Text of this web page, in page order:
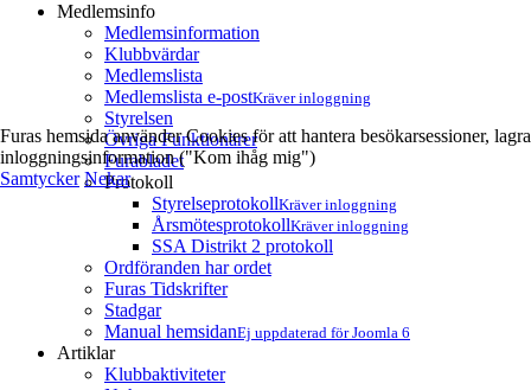
Medlemsinfo
Medlemsinformation
Klubbvärdar
Medlemslista
Medlemslista e-postKräver inloggning
Styrelsen
Övriga Funktionärer
Furabladet
Protokoll
StyrelseprotokollKräver inloggning
ÅrsmötesprotokollKräver inloggning
SSA Distrikt 2 protokoll
Ordföranden har ordet
Furas Tidskrifter
Stadgar
Manual hemsidanEj uppdaterad för Joomla 6
Artiklar
Klubbaktiviteter
Furas hemsida använder Cookies för att hantera besökarsessioner, lagra
inloggningsinformation ("Kom ihåg mig")
Samtycker Nekar